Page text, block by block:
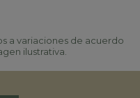
a variaciones de acuerdo
ilustrativa.